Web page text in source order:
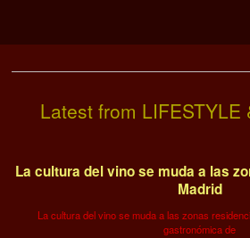
Latest from LIFESTYLE
La cultura del vino se muda a las
Madrid
La cultura del vino se muda a las zonas
gastronómica de